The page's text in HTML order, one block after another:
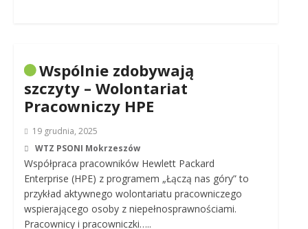
Wspólnie zdobywają
szczyty – Wolontariat
Pracowniczy HPE
19 grudnia, 2025
WTZ PSONI Mokrzeszów
Współpraca pracowników Hewlett Packard
Enterprise (HPE) z programem „Łączą nas góry” to
przykład aktywnego wolontariatu pracowniczego
wspierającego osoby z niepełnosprawnościami.
Pracownicy i pracowniczki…..